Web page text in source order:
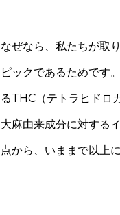
なぜなら、私たちが取
ピックであるためです
るTHC（テトラヒドロ
大麻由来成分に対する
点から、いままで以上